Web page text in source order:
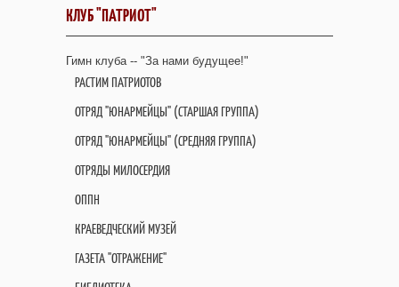
КЛУБ "ПАТРИОТ"
Гимн клуба -- "За нами будущее!"
РАСТИМ ПАТРИОТОВ
ОТРЯД "ЮНАРМЕЙЦЫ" (СТАРШАЯ ГРУППА)
ОТРЯД "ЮНАРМЕЙЦЫ" (СРЕДНЯЯ ГРУППА)
ОТРЯДЫ МИЛОСЕРДИЯ
ОППН
КРАЕВЕДЧЕСКИЙ МУЗЕЙ
ГАЗЕТА "ОТРАЖЕНИЕ"